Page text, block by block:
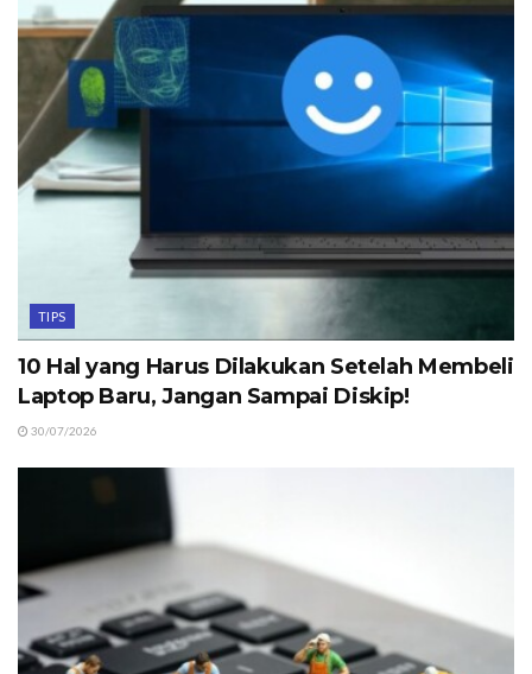
TIPS
10 Hal yang Harus Dilakukan Setelah Membeli
Laptop Baru, Jangan Sampai Diskip!
30/07/2026